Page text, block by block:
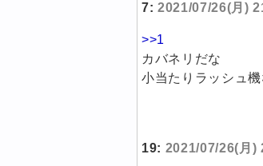
7: 2021/07/26(月)
>>1
カバネリだな
小当たりラッシュ
19: 2021/07/26(月